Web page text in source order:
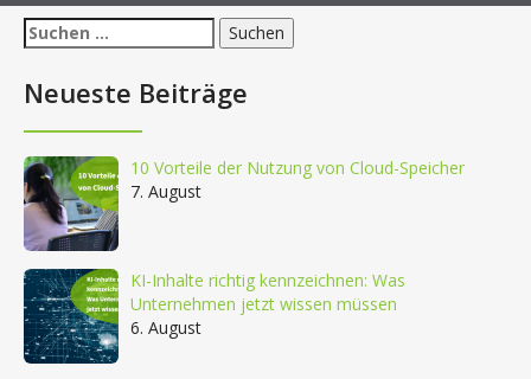
Suchen
nach:
Neueste Beiträge
10 Vorteile der Nutzung von Cloud-Speicher
7. August
KI-Inhalte richtig kennzeichnen: Was
Unternehmen jetzt wissen müssen
6. August